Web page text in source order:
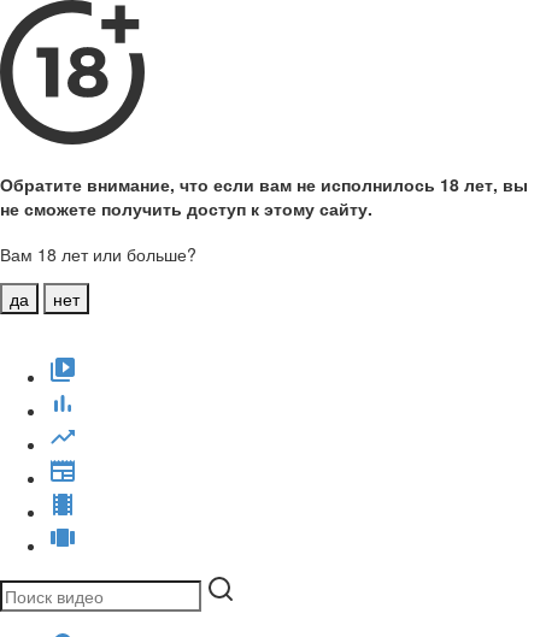
Обратите внимание, что если вам не исполнилось 18 лет, вы
не сможете получить доступ к этому сайту.
Вам 18 лет или больше?
да
нет